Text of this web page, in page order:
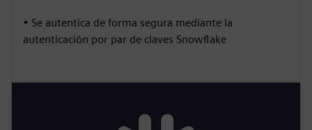
• Se autentica de forma segura mediante la
autenticación por par de claves Snowflake